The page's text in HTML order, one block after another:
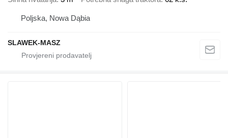
Poljska, Nowa Dąbia
SLAWEK-MASZ